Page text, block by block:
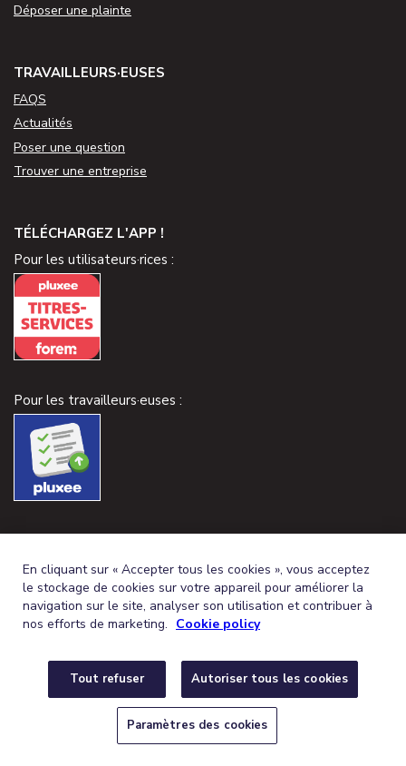
Déposer une plainte
TRAVAILLEURS·EUSES
FAQS
Actualités
Poser une question
Trouver une entreprise
TÉLÉCHARGEZ L'APP !
Pour les utilisateurs·rices :
Pour les travailleurs·euses :
FRENCH (BELGIUM)
DEDEUTSCH (BELGIEN)
CONDITIONS GÉNÉRALES
PROTECTION DE LA VIE PRIVÉE
En cliquant sur « Accepter tous les cookies », vous acceptez
le stockage de cookies sur votre appareil pour améliorer la
navigation sur le site, analyser son utilisation et contribuer à
nos efforts de marketing. Cookie policy
Tout refuser Autoriser tous les cookies
Paramètres des cookies